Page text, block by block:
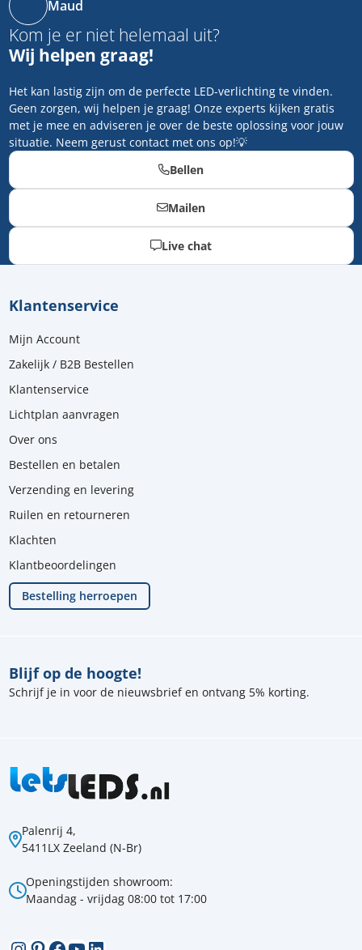
Maud
Kom je er niet helemaal uit?
Wij helpen graag!
Het kan lastig zijn om de perfecte LED-verlichting te vinden.
Geen zorgen, wij helpen je graag! Onze experts kijken gratis
met je mee en adviseren je over de beste oplossing voor jouw
situatie. Neem gerust contact met ons op!💡
Bellen
Mailen
Live chat
Palenrij 4,
5411LX Zeeland (N-Br)
Openingstijden showroom:
Maandag - vrijdag 08:00 tot 17:00
Blijf op de hoogte!
Schrijf je in voor de nieuwsbrief en ontvang 5% korting.
Klantenservice
Mijn Account
Zakelijk / B2B Bestellen
Klantenservice
Lichtplan aanvragen
Over ons
Bestellen en betalen
Verzending en levering
Ruilen en retourneren
Klachten
Klantbeoordelingen
Bestelling herroepen